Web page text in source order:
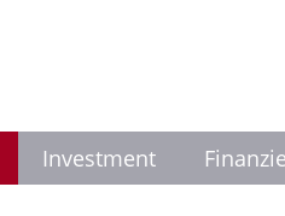
Investment